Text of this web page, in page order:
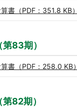
書（PDF：351.8 KB）
83期）
書（PDF：258.0 KB）
82期）